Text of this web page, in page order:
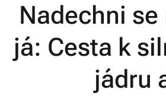
Nadechni se
já: Cesta k
jádru